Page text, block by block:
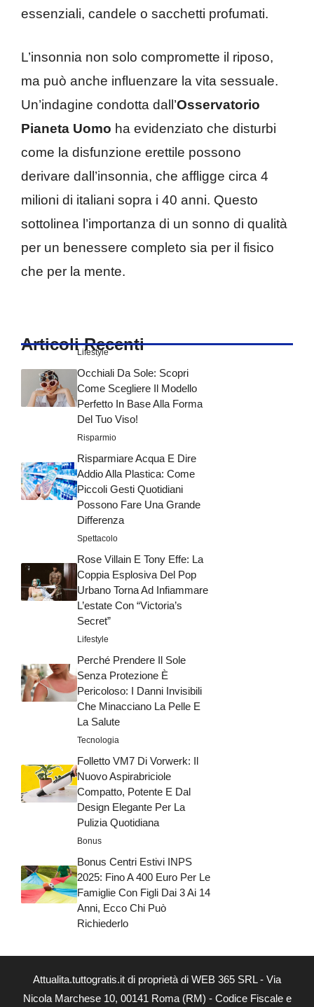
essenziali, candele o sacchetti profumati.
L’insonnia non solo compromette il riposo,
ma può anche influenzare la vita sessuale.
Un’indagine condotta dall’Osservatorio
Pianeta Uomo ha evidenziato che disturbi
come la disfunzione erettile possono
derivare dall’insonnia, che affligge circa 4
milioni di italiani sopra i 40 anni. Questo
sottolinea l’importanza di un sonno di qualità
per un benessere completo sia per il fisico
che per la mente.
Articoli Recenti
Lifestyle
Occhiali Da Sole: Scopri
Come Scegliere Il Modello
Perfetto In Base Alla Forma
Del Tuo Viso!
Risparmio
Risparmiare Acqua E Dire
Addio Alla Plastica: Come
Piccoli Gesti Quotidiani
Possono Fare Una Grande
Differenza
Spettacolo
Rose Villain E Tony Effe: La
Coppia Esplosiva Del Pop
Urbano Torna Ad Infiammare
L’estate Con “Victoria’s
Secret”
Lifestyle
Perché Prendere Il Sole
Senza Protezione È
Pericoloso: I Danni Invisibili
Che Minacciano La Pelle E
La Salute
Tecnologia
Folletto VM7 Di Vorwerk: Il
Nuovo Aspirabriciole
Compatto, Potente E Dal
Design Elegante Per La
Pulizia Quotidiana
Bonus
Bonus Centri Estivi INPS
2025: Fino A 400 Euro Per Le
Famiglie Con Figli Dai 3 Ai 14
Anni, Ecco Chi Può
Richiederlo
Attualita.tuttogratis.it di proprietà di WEB 365 SRL - Via
Nicola Marchese 10, 00141 Roma (RM) - Codice Fiscale e